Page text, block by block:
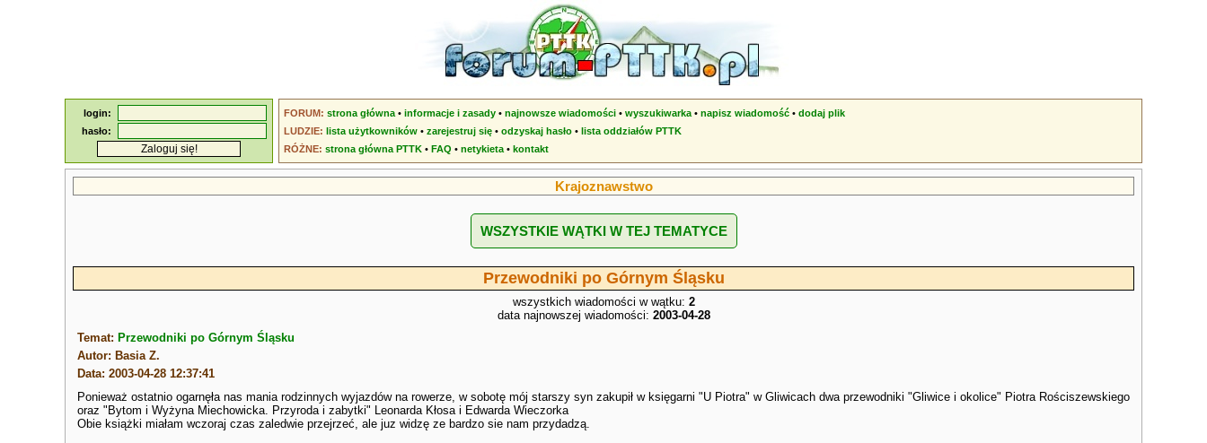
login:
hasło:
FORUM: strona główna • informacje i zasady • najnowsze wiadomości • wyszukiwarka • napisz wiadomość • dodaj plik
LUDZIE: lista użytkowników • zarejestruj się • odzyskaj hasło • lista oddziałów PTTK
RÓŻNE: strona główna PTTK • FAQ • netykieta • kontakt
Krajoznawstwo
WSZYSTKIE WĄTKI W TEJ TEMATYCE
Przewodniki po Górnym Śląsku
wszystkich wiadomości w wątku: 2
data najnowszej wiadomości: 2003-04-28
Temat: Przewodniki po Górnym Śląsku
Autor: Basia Z.
Data: 2003-04-28 12:37:41
Ponieważ ostatnio ogarnęła nas mania rodzinnych wyjazdów na rowerze, w sobotę mój starszy syn zakupił w księgarni "U Piotra" w Gliwicach dwa przewodniki "Gliwice i okolice" Piotra Rościszewskiego
oraz "Bytom i Wyżyna Miechowicka. Przyroda i zabytki" Leonarda Kłosa i Edwarda Wieczorka
Obie książki miałam wczoraj czas zaledwie przejrzeć, ale juz widzę ze bardzo sie nam przydadzą.